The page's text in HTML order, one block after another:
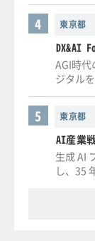
東京都
4
DX&AI
AGI時
ジタル
東京都
5
AI産業
生成 AI
し、35